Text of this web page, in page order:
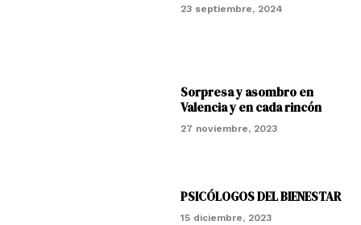
23 septiembre, 2024
Sorpresa y asombro en
Valencia y en cada rincón
27 noviembre, 2023
PSICÓLOGOS DEL BIENESTAR
15 diciembre, 2023